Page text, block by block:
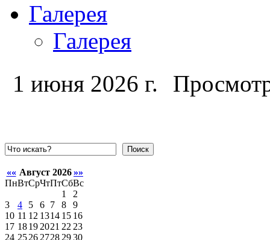
Галерея
Галерея
1 июня 2026 г.
Поиск
«« Август 2026 »»
ПнВтСрЧтПтСбВс
1
2
3
4 5 6 7 8
9
10 11 12 1314 15 16
17 18192021 2223
24 252627282930